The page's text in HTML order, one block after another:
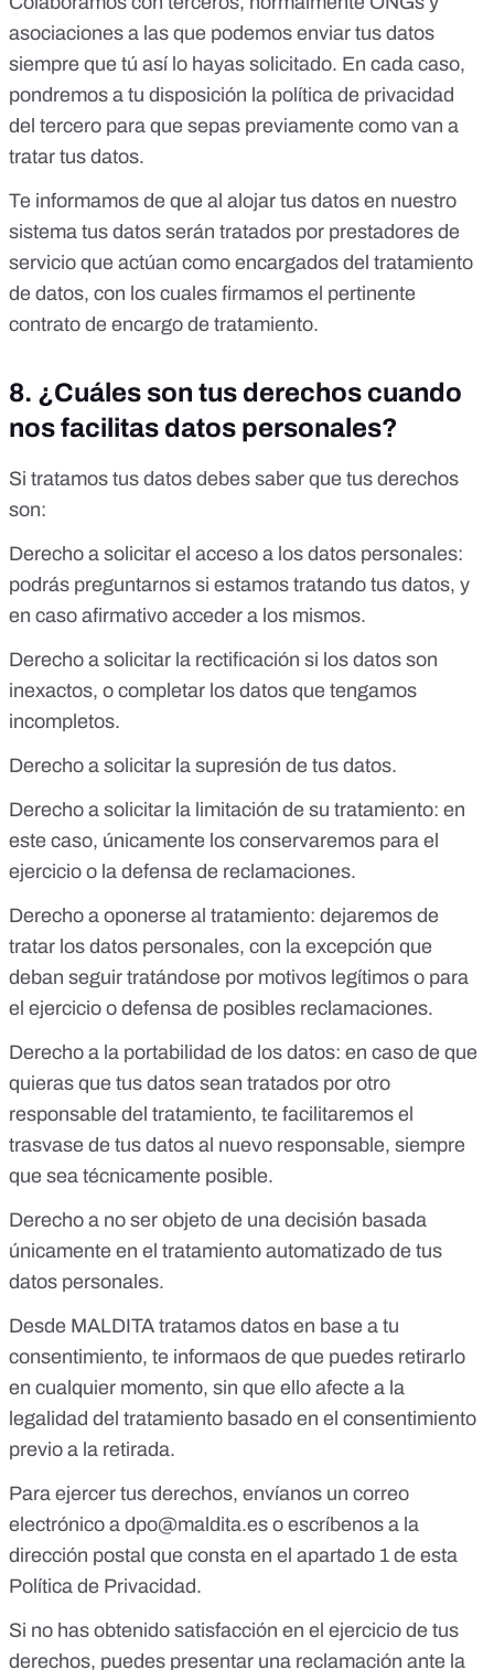
asociaciones a las que podemos enviar tus datos
siempre que tú así lo hayas solicitado. En cada caso,
pondremos a tu disposición la política de privacidad
del tercero para que sepas previamente como van a
tratar tus datos.
Te informamos de que al alojar tus datos en nuestro
sistema tus datos serán tratados por prestadores de
servicio que actúan como encargados del tratamiento
de datos, con los cuales firmamos el pertinente
contrato de encargo de tratamiento.
8. ¿Cuáles son tus derechos cuando
nos facilitas datos personales?
Si tratamos tus datos debes saber que tus derechos
son:
Derecho a solicitar el acceso a los datos personales:
podrás preguntarnos si estamos tratando tus datos, y
en caso afirmativo acceder a los mismos.
Derecho a solicitar la rectificación si los datos son
inexactos, o completar los datos que tengamos
incompletos.
Derecho a solicitar la supresión de tus datos.
Derecho a solicitar la limitación de su tratamiento: en
este caso, únicamente los conservaremos para el
ejercicio o la defensa de reclamaciones.
Derecho a oponerse al tratamiento: dejaremos de
tratar los datos personales, con la excepción que
deban seguir tratándose por motivos legítimos o para
el ejercicio o defensa de posibles reclamaciones.
Derecho a la portabilidad de los datos: en caso de que
quieras que tus datos sean tratados por otro
responsable del tratamiento, te facilitaremos el
trasvase de tus datos al nuevo responsable, siempre
que sea técnicamente posible.
Derecho a no ser objeto de una decisión basada
únicamente en el tratamiento automatizado de tus
datos personales.
Desde MALDITA tratamos datos en base a tu
consentimiento, te informaos de que puedes retirarlo
en cualquier momento, sin que ello afecte a la
legalidad del tratamiento basado en el consentimiento
previo a la retirada.
Para ejercer tus derechos, envíanos un correo
electrónico a dpo@maldita.es o escríbenos a la
dirección postal que consta en el apartado 1 de esta
Política de Privacidad.
Si no has obtenido satisfacción en el ejercicio de tus
derechos, puedes presentar una reclamación ante la